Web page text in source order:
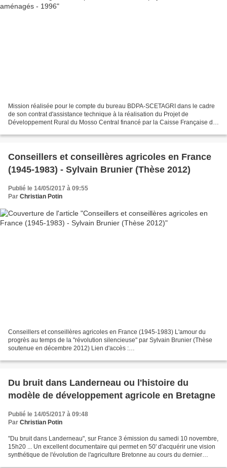
Mission réalisée pour le compte du bureau BDPA-SCETAGRI dans le cadre
de son contrat d'assistance technique à la réalisation du Projet de
Développement Rural du Mosso Central financé par la Caisse Française de
Conseillers et conseillères agricoles en France
(1945-1983) - Sylvain Brunier (Thèse 2012)
Publié le 14/05/2017 à 09:55
Par Christian Potin
Conseillers et conseillères agricoles en France (1945-1983) L'amour du
progrès au temps de la "révolution silencieuse" par Sylvain Brunier (Thèse
soutenue en décembre 2012) Lien d'accès :
Du bruit dans Landerneau ou l'histoire du
modèle de développement agricole en Bretagne
Publié le 14/05/2017 à 09:48
Par Christian Potin
"Du bruit dans Landerneau", sur France 3 émission du samedi 10 novembre,
15h20 ... Un excellent documentaire qui permet en 50' d'acquérir une vision
synthétique de l'évolution de l'agriculture Bretonne au cours du dernier